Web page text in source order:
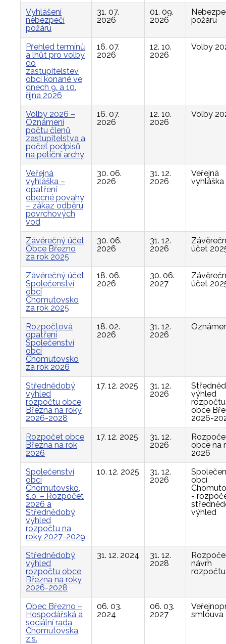
Vyhlášení
nebezpečí
požáru
31. 07.
2026
01. 09.
2026
požáru
Přehled termínů
a lhůt pro volby
do
zastupitelstev
obcí konané ve
dnech 9. a 10.
října 2026
16. 07.
2026
12. 10.
2026
Volby
Volby 2026 –
Oznámení
počtu členů
zastupitelstva a
počet podpisů
na petiční archy
16. 07.
2026
12. 10.
2026
Volby
Veřejná
vyhláška –
opatření
obecné povahy
– zákaz odběru
povrchových
vod
30. 06.
2026
31. 12.
2026
Veřejná
vyhláška
Závěrečný účet
Obce Březno
za rok 2025
30. 06.
2026
31. 12.
2026
účet
Závěrečný účet
Společenství
obcí
Chomutovsko
za rok 2025
18. 06.
2026
30. 06.
2027
účet
Rozpočtová
opatření
Společenství
obcí
Chomutovsko
za rok 2026
18. 02.
2026
31. 12.
2026
Střednědobý
výhled
rozpočtu obce
Března na roky
2026-2028
17. 12. 2025
31. 12.
2026
výhled
rozpočtu
obce
2026-
Rozpočet obce
Března na rok
2026
17. 12. 2025
31. 12.
2026
obce na
2026
Společenství
obcí
Chomutovsko,
s.o. – Rozpočet
2026 a
Střednědobý
výhled
rozpočtu na
roky 2027-2029
10. 12. 2025
31. 12.
2026
obcí
-
výhled
Střednědobý
výhled
rozpočtu obce
Března na roky
2026-2028
31. 12. 2024
31. 12.
2028
návrh
rozpočtu
Obec Březno –
Hospodářská a
sociální rada
Chomutovska,
z.s.
06. 03.
2024
06. 03.
2027
smlouva